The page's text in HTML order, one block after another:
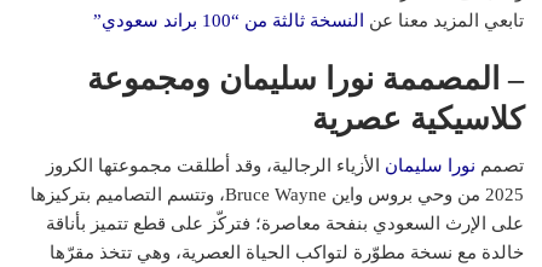
تابعي المزيد معنا عن النسخة ثالثة من “100 براند سعودي”
– المصممة نورا سليمان ومجموعة
كلاسيكية عصرية
تصمم نورا سليمان الأزياء الرجالية، وقد أطلقت مجموعتها الكروز
2025 من وحي بروس واين Bruce Wayne، وتتسم التصاميم بتركيزها
على الإرث السعودي بنفحة معاصرة؛ فتركّز على قطع تتميز بأناقة
خالدة مع نسخة مطوّرة لتواكب الحياة العصرية، وهي تتخذ مقرّها